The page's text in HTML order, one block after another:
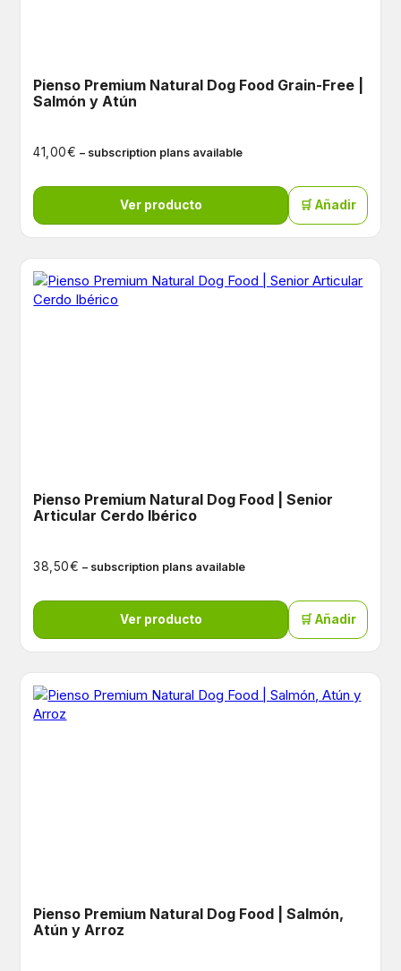
Pienso Premium Natural Dog Food Grain-Free |
Salmón y Atún
41,00€ – subscription plans available
Ver producto 🛒 Añadir
Pienso Premium Natural Dog Food | Senior
Articular Cerdo Ibérico
38,50€ – subscription plans available
Ver producto 🛒 Añadir
Pienso Premium Natural Dog Food | Salmón,
Atún y Arroz